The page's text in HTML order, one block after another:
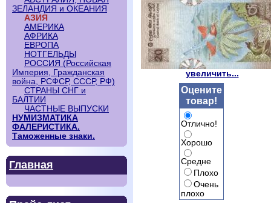
ЗЕЛАНДИЯ и ОКЕАНИЯ
АЗИЯ
АМЕРИКА
АФРИКА
ЕВРОПА
НОТГЕЛЬДЫ
РОССИЯ (Российская
Империя, Гражданская
война, РСФСР, СССР, РФ)
СТРАНЫ СНГ и
БАЛТИИ
ЧАСТНЫЕ ВЫПУСКИ
НУМИЗМАТИКА
ФАЛЕРИСТИКА.
Таможенные знаки.
Главная
увеличить...
Оцените
товар!
Отлично!
Хорошо
Средне
Плохо
Очень
плохо